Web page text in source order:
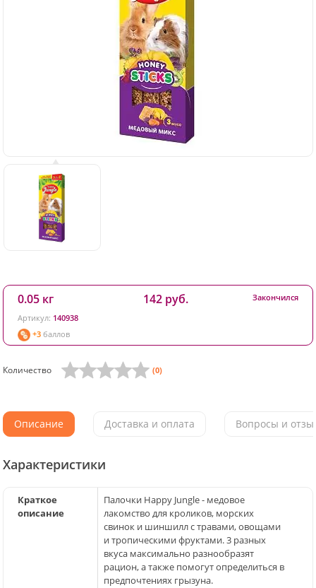
0.05 кг
Артикул: 140938
+3 баллов
142 руб. Закончился
Количество (0)
Описание Доставка и оплата Вопросы и
Характеристики
Краткое
описание
Палочки Happy Jungle - медовое
лакомство для кроликов, морских
свинок и шиншилл с травами, овощами
и тропическими фруктами. 3 разных
вкуса максимально разнообразят
рацион, а также помогут определиться в
предпочтениях грызуна.